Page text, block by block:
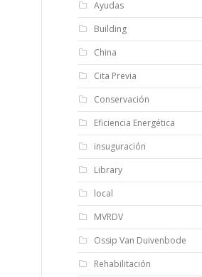
Ayudas
Building
China
Cita Previa
Conservación
Eficiencia Energética
insuguración
Library
local
MVRDV
Ossip Van Duivenbode
Rehabilitación